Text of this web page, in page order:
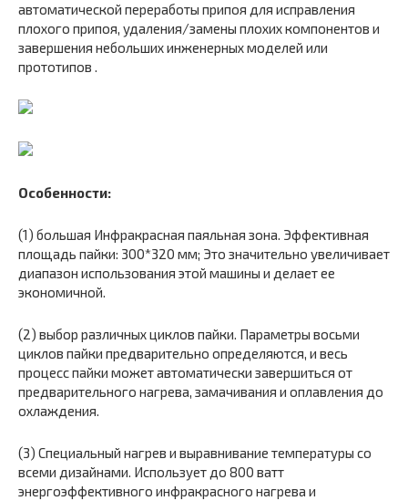
автоматической переработы припоя для исправления
плохого припоя, удаления/замены плохих компонентов и
завершения небольших инженерных моделей или
прототипов .
Особенности:
(1) большая Инфракрасная паяльная зона. Эффективная
площадь пайки: 300*320 мм; Это значительно увеличивает
диапазон использования этой машины и делает ее
экономичной.
(2) выбор различных циклов пайки. Параметры восьми
циклов пайки предварительно определяются, и весь
процесс пайки может автоматически завершиться от
предварительного нагрева, замачивания и оплавления до
охлаждения.
(3) Специальный нагрев и выравнивание температуры со
всеми дизайнами. Использует до 800 ватт
энергоэффективного инфракрасного нагрева и